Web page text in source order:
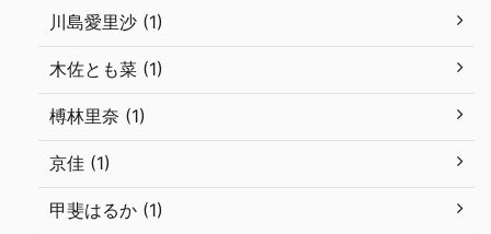
川島愛里沙 (1)
木佐とも菜 (1)
榑林里奈 (1)
京佳 (1)
甲斐はるか (1)